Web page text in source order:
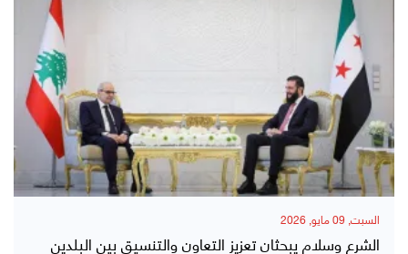
السبت, 09 مايو, 2026
الشرع وسلام يبحثان تعزيز التعاون والتنسيق بين البلدين